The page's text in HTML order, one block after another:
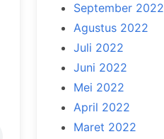
September 2022
Agustus 2022
Juli 2022
Juni 2022
Mei 2022
April 2022
Maret 2022